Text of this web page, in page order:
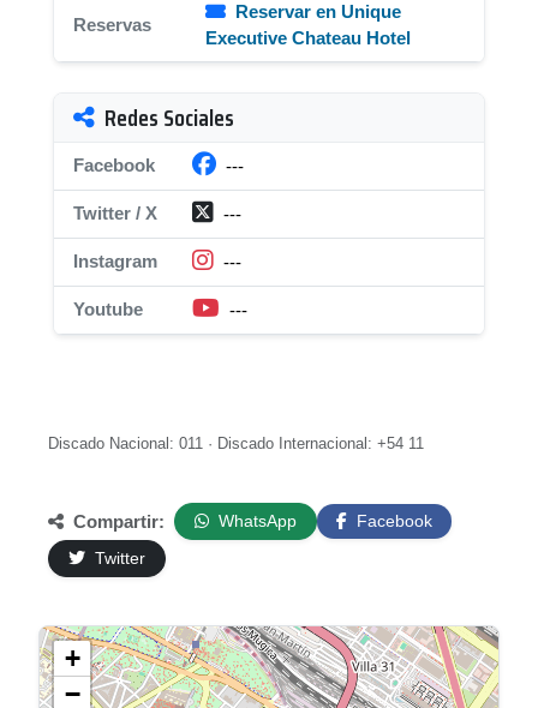
Reservas
Reservar en Unique
Executive Chateau Hotel
Redes Sociales
Facebook ---
Twitter / X ---
Instagram ---
Youtube ---
Discado Nacional: 011 · Discado Internacional: +54 11
Compartir: WhatsApp
Facebook
Twitter
+
−